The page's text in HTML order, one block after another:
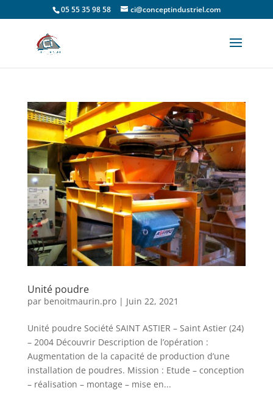
05 55 35 98 58 ci@conceptindustriel.com
Unité poudre
par benoitmaurin.pro| Juin 22, 2021
Unité poudre Société SAINT ASTIER – Saint Astier (24)
– 2004 Découvrir Description de l’opération :
Augmentation de la capacité de production d’une
installation de poudres. Mission : Etude – conception
– réalisation – montage – mise en...